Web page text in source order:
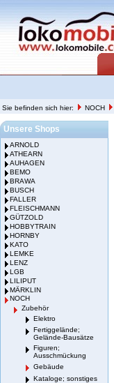
Sie befinden sich hier: NOCH
Unsere Shops
ARNOLD
ATHEARN
AUHAGEN
BEMO
BRAWA
BUSCH
FALLER
FLEISCHMANN
GÜTZOLD
HOBBYTRAIN
HORNBY
KATO
LEMKE
LENZ
LGB
LILIPUT
MÄRKLIN
NOCH
Zubehör
Elektro
Fertiggelände;
Gelände-Bausätze
Figuren;
Ausschmückung
Gebäude
Kataloge; sonstiges